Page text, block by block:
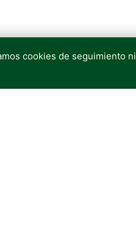
cookies de seguimiento ni